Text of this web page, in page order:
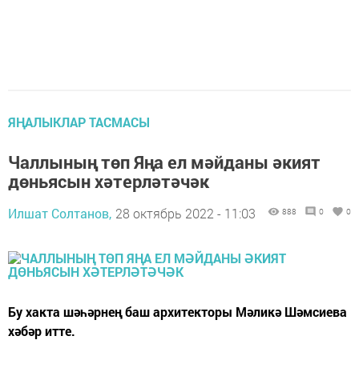
ЯҢАЛЫКЛАР ТАСМАСЫ
Чаллының төп Яңа ел мәйданы әкият
дөньясын хәтерләтәчәк
Илшат Солтанов, 28 октябрь 2022 - 11:03 888 0 0
Бу хакта шәһәрнең баш архитекторы Мәликә Шәмсиева
хәбәр итте.